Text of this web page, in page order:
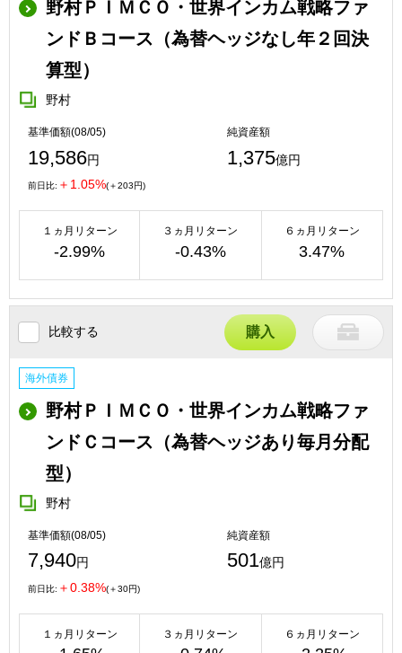
野村ＰＩＭＣＯ・世界インカム戦略ファ
ンドＢコース（為替ヘッジなし年２回決
算型）
野村
基準価額(08/05)
19,586円
純資産額
1,375億円
前日比: ＋1.05%(＋203円)
１ヵ月リターン
-2.99%
３ヵ月リターン
-0.43%
６ヵ月リターン
3.47%
比較する 購入
海外債券
野村ＰＩＭＣＯ・世界インカム戦略ファ
ンドＣコース（為替ヘッジあり毎月分配
型）
野村
基準価額(08/05)
7,940円
純資産額
501億円
前日比: ＋0.38%(＋30円)
１ヵ月リターン ３ヵ月リターン ６ヵ月リターン